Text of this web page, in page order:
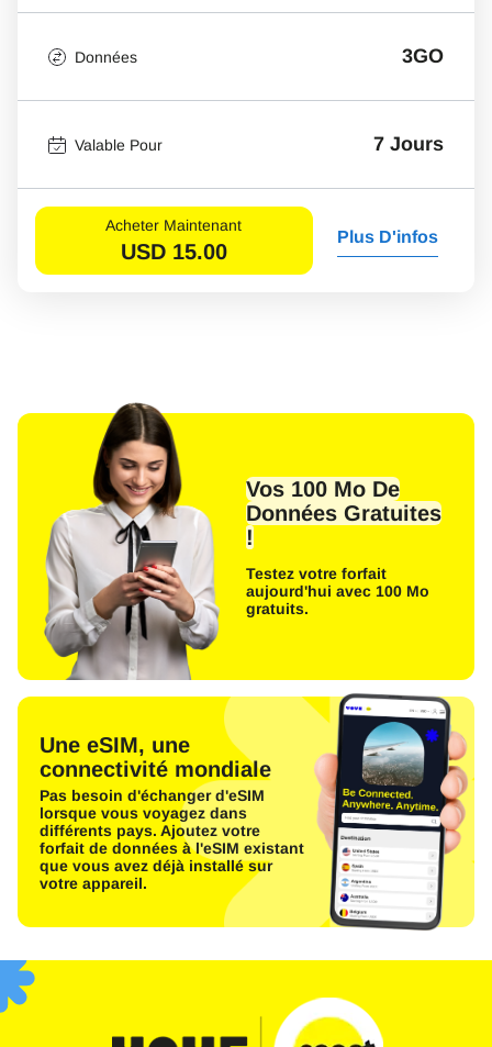
Données 3GO
Valable Pour 7 Jours
Acheter Maintenant
USD 15.00
Plus D'infos
Vos 100 Mo De
Données Gratuites
!
Testez votre forfait
aujourd'hui avec 100 Mo
gratuits.
Une eSIM, une
connectivité mondiale
Pas besoin d'échanger d'eSIM
lorsque vous voyagez dans
différents pays. Ajoutez votre
forfait de données à l'eSIM existant
que vous avez déjà installé sur
votre appareil.